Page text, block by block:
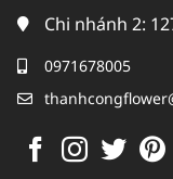
Chi nhánh 2:
0971678005